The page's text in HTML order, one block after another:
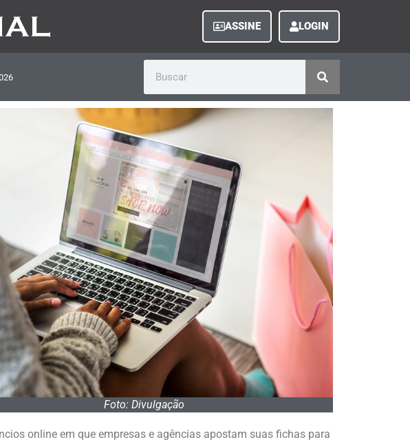
ASSINE LOGIN
Foto: Divulgação
online em que empresas e agências apostam suas fichas para